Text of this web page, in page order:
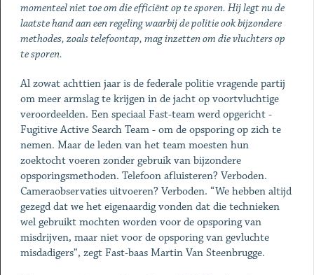
momenteel niet toe om die efficiënt op te sporen. Hij legt nu de
laatste hand aan een regeling waarbij de politie ook bijzondere
methodes, zoals telefoontap, mag inzetten om die vluchters op
te sporen.
Al zowat achttien jaar is de federale politie vragende partij
om meer armslag te krijgen in de jacht op voortvluchtige
veroordeelden. Een speciaal Fast-team werd opgericht -
Fugitive Active Search Team - om de opsporing op zich te
nemen. Maar de leden van het team moesten hun
zoektocht voeren zonder gebruik van bijzondere
opsporingsmethoden. Telefoon afluisteren? Verboden.
Cameraobservaties uitvoeren? Verboden. “We hebben altijd
gezegd dat we het eigenaardig vonden dat die technieken
wel gebruikt mochten worden voor de opsporing van
misdrijven, maar niet voor de opsporing van gevluchte
misdadigers”, zegt Fast-baas Martin Van Steenbrugge.